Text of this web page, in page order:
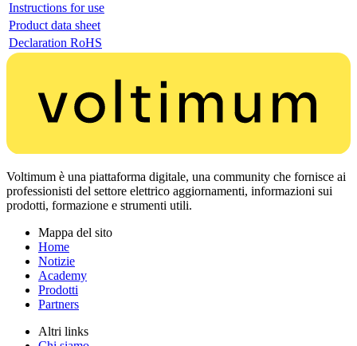
Instructions for use
Product data sheet
Declaration RoHS
Voltimum è una piattaforma digitale, una community che fornisce ai
professionisti del settore elettrico aggiornamenti, informazioni sui
prodotti, formazione e strumenti utili.
Mappa del sito
Home
Notizie
Academy
Prodotti
Partners
Altri links